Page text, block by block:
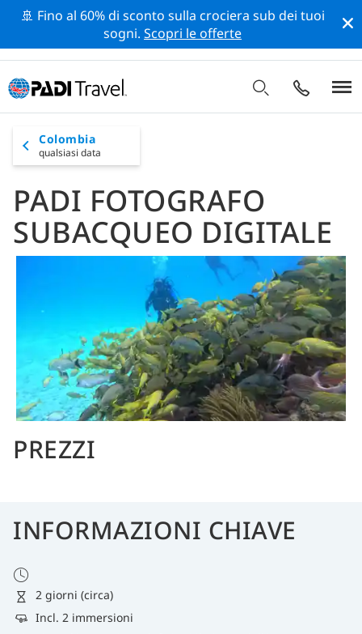
🚢 Fino al 60% di sconto sulla crociera sub dei tuoi
sogni.Scopri le offerte
Colombia
qualsiasi data
PADI FOTOGRAFO
SUBACQUEO DIGITALE
PREZZI
INFORMAZIONI CHIAVE
2 giorni (circa)
Incl. 2 immersioni